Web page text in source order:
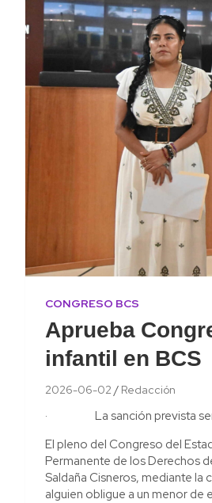
CONGRESO BCS
Aprueba
infantil en BCS
2026-06-02 Redacción
· La sanción prevista será
El pleno del Congreso del
Permanente de los Derechos
Saldaña Cisneros, mediante la
alguien obligue a un menor de